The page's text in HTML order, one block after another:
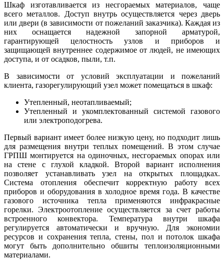
Шкаф изготавливается из несгораемых материалов, чаще
всего металлов. Доступ внутрь осуществляется через дверь
или двери (в зависимости от пожеланий заказчика). Каждая из
них оснащается надежной запорной арматурой,
гарантирующей целостность узлов и приборов и
защищающей внутреннее содержимое от людей, не имеющих
доступа, и от осадков, пыли, т.п.
В зависимости от условий эксплуатации и пожеланий
клиента, газорегулирующий узел может помещаться в шкаф:
Утепленный, неотапливаемый;
Утепленный и укомплектованный системой газового
или электроподогрева.
Первый вариант имеет более низкую цену, но подходит лишь
для размещения внутри теплых помещений. В этом случае
ГРПШ монтируется на одиночных, несгораемых опорах или
на стене с глухой кладкой. Второй вариант исполнения
позволяет устанавливать узел на открытых площадках.
Система отопления обеспечит корректную работу всех
приборов и оборудования в холодное время года. В качестве
газового источника тепла применяются инфракрасные
горелки. Электроотопление осуществляется за счет работы
встроенного конвектора. Температура внутри шкафа
регулируется автоматически и вручную. Для экономии
ресурсов и сохранения тепла, стены, пол и потолок шкафа
могут быть дополнительно обшиты теплоизоляционными
материалами.